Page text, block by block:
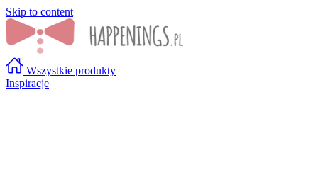
Skip to content
Wszystkie produkty
Inspiracje